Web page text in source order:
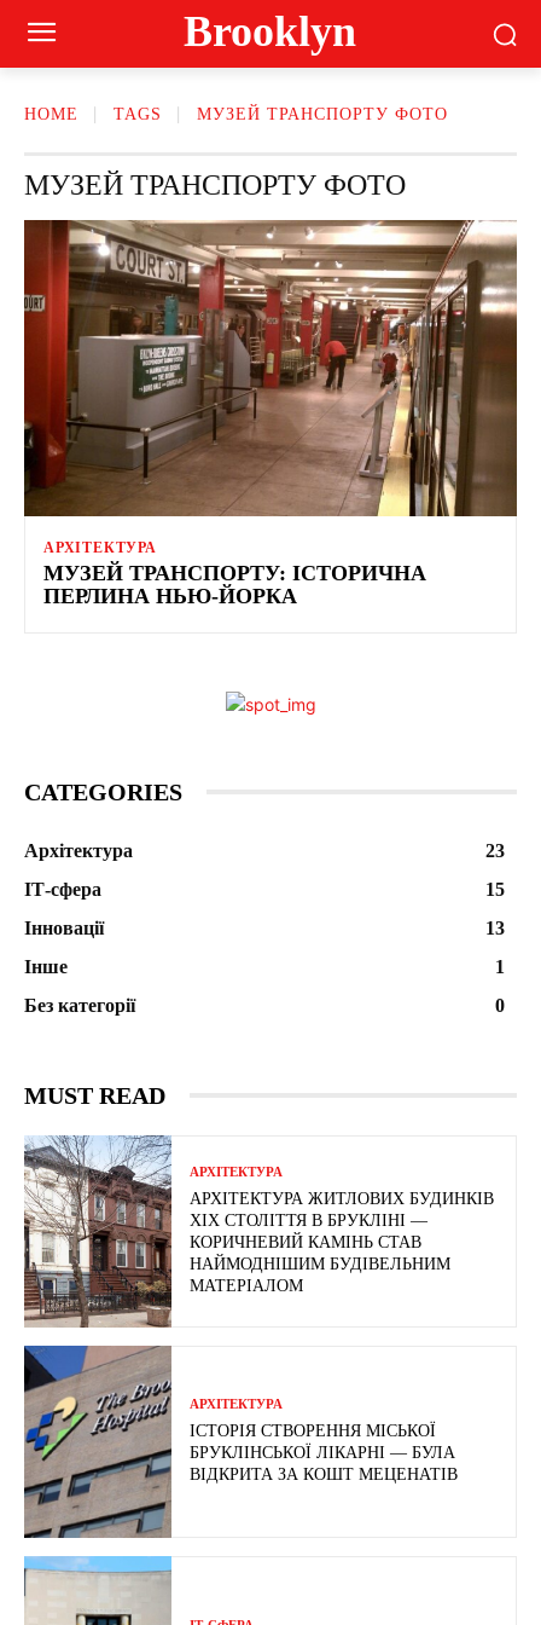
Brooklyn
HOME TAGS МУЗЕЙ ТРАНСПОРТУ ФОТО
МУЗЕЙ ТРАНСПОРТУ ФОТО
АРХІТЕКТУРА
МУЗЕЙ ТРАНСПОРТУ: ІСТОРИЧНА
ПЕРЛИНА НЬЮ-ЙОРКА
CATEGORIES
Архітектура
23
ІТ-сфера
15
Інновації
13
Інше
1
Без категорії
0
MUST READ
АРХІТЕКТУРА
АРХІТЕКТУРА ЖИТЛОВИХ БУДИНКІВ
ХІХ СТОЛІТТЯ В БРУКЛІНІ —
КОРИЧНЕВИЙ КАМІНЬ СТАВ
НАЙМОДНІШИМ БУДІВЕЛЬНИМ
МАТЕРІАЛОМ
АРХІТЕКТУРА
ІСТОРІЯ СТВОРЕННЯ МІСЬКОЇ
БРУКЛІНСЬКОЇ ЛІКАРНІ — БУЛА
ВІДКРИТА ЗА КОШТ МЕЦЕНАТІВ